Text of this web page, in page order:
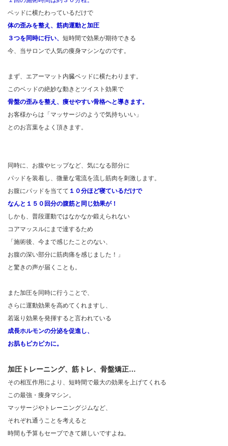
ベッドに横たわっているだけで
体の歪みを整え、筋肉運動と加圧
３つを同時に行い、 短時間で効果が期待できる
今、当サロンで人気の痩身マシンなのです。
まず、エアーマット内臓ベッドに横たわります。
このベッドの絶妙な動きとツイスト効果で
骨盤の歪みを整え、痩せやすい骨格へと導きます。
お客様からは「マッサージのようで気持ちいい」
とのお言葉をよく頂きます。
同時に、お腹やヒップなど、気になる部分に
パッドを装着し、微量な電流を流し筋肉を刺激します。
お腹にパッドを当てて １０分ほど寝ているだけで
なんと１５０回分の腹筋と同じ効果が！
しかも、普段運動ではなかなか鍛えられない
コアマッスルにまで達するため
「施術後、今まで感じたことのない、
お腹の深い部分に筋肉痛を感じました！」
と驚きの声が届くことも。
また加圧を同時に行うことで、
さらに運動効果を高めてくれますし、
若返り効果を発揮すると言われている
成長ホルモンの分泌を促進し、
お肌もピカピカに。
加圧トレーニング、筋トレ、骨盤矯正…
その相互作用により、短時間で最大の効果を上げてくれる
この最強・痩身マシン。
マッサージやトレーニングジムなど、
それぞれ通うことを考えると
時間も予算もセーブできて嬉しいですよね。